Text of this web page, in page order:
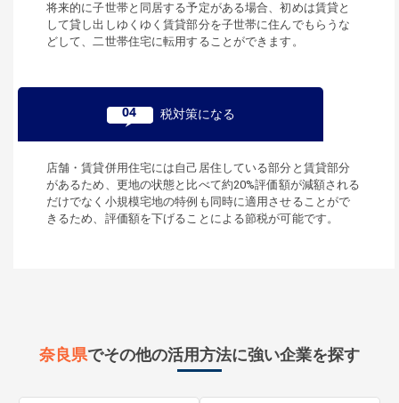
将来的に子世帯と同居する予定がある場合、初めは賃貸と
して貸し出しゆくゆく賃貸部分を子世帯に住んでもらうな
どして、二世帯住宅に転用することができます。
04 税対策になる
店舗・賃貸併用住宅には自己居住している部分と賃貸部分
があるため、更地の状態と比べて約20%評価額が減額される
だけでなく小規模宅地の特例も同時に適用させることがで
きるため、評価額を下げることによる節税が可能です。
奈良県でその他の活用方法に強い企業を探す